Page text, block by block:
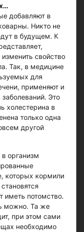
добавляют в
Никто не
в будущем. К
свойство
Так, в медицине
для
применяют и
Это
холестерина в
только одна
другой
в организм
которых кормили
иметь потомство.
можно. Та же
при этом сами
необходимо